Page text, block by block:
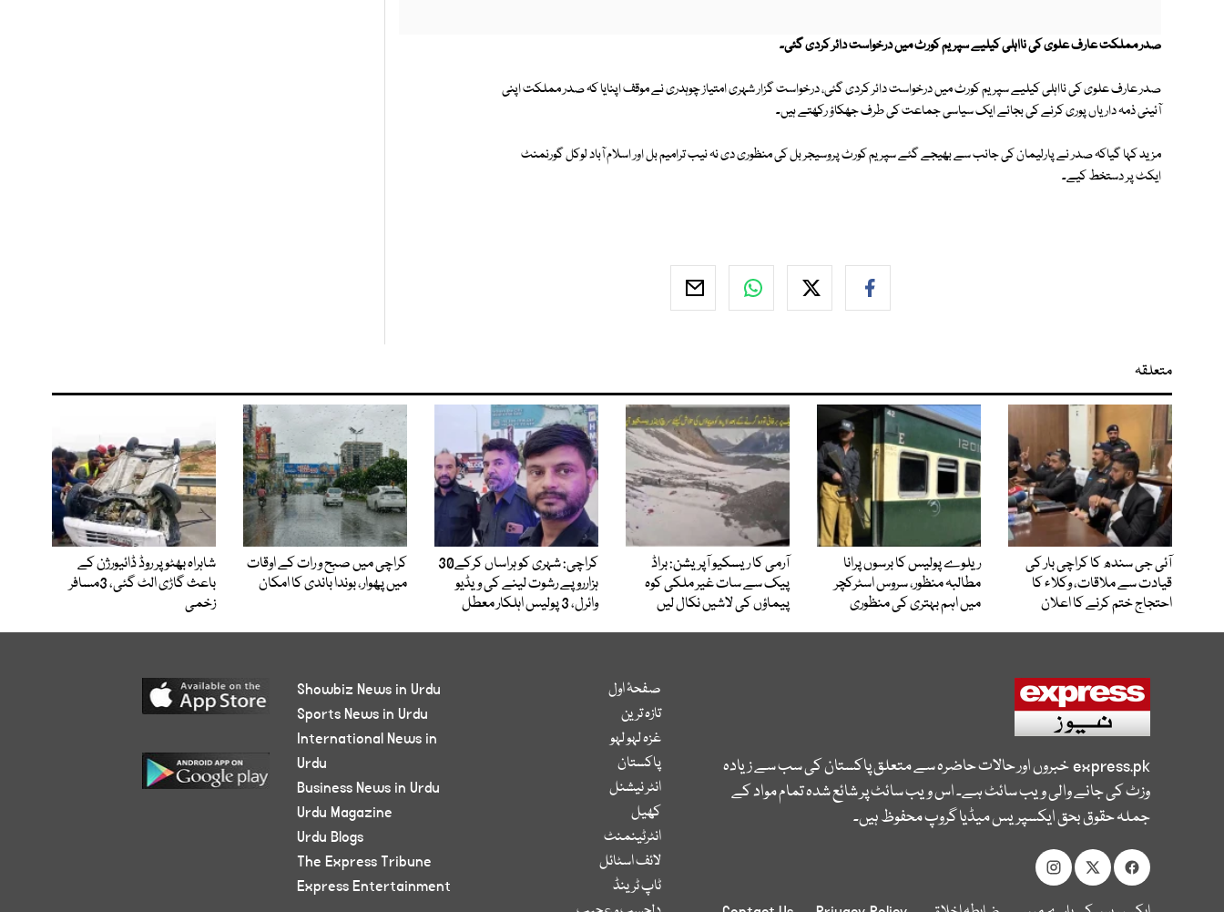
صدر مملکت عارف علوی کی نااہلی کیلیے سپریم کورٹ میں درخواست دائر کردی گئی۔
صدر عارف علوی کی نااہلی کیلیے سپریم کورٹ میں درخواست دائر کردی گئی، درخواست گزار شہری امتیاز چوہدری نے موقف اپنایا کہ صدر مملکت اپنی
آئینی ذمہ داریاں پوری کرنے کی بجائے ایک سیاسی جماعت کی طرف جھکاؤ رکھتے ہیں۔
مزید کہا گیاکہ صدر نے پارلیمان کی جانب سے بھیجے گئے سپریم کورٹ پروسیجر بل کی منظوری دی نہ نیب ترامیم بل اور اسلام آباد لوکل گورنمنٹ
ایکٹ پر دستخط کیے۔
متعلقہ
آئی جی سندھ کا کراچی بار کی
قیادت سے ملاقات، وکلاء کا
احتجاج ختم کرنے کا اعلان
ریلوے پولیس کا برسوں پرانا
مطالبہ منظور، سروس اسٹرکچر
میں اہم بہتری کی منظوری
آرمی کا ریسکیو آپریشن: براڈ
پیک سے سات غیر ملکی کوہ
پیماؤں کی لاشیں نکال لیں
کراچی: شہری کو ہراساں کرکے30
ہزارروپے رشوت لینے کی ویڈیو
وائرل، 3 پولیس اہلکار معطل
کراچی میں صبح و رات کے اوقات
میں پھوار، بوندا باندی کا امکان
شاہراہ بھٹو پر روڈ ڈائیورژن کے
باعث گاڑی الٹ گئی، 3مسافر
زخمی
express.pkخبروں اور حالات حاضرہ سے متعلق پاکستان کی سب سے زیادہ
وزٹ کی جانے والی ویب سائٹ ہے۔ اس ویب سائٹ پر شائع شدہ تمام مواد کے
جملہ حقوق بحق ایکسپریس میڈیا گروپ محفوظ ہیں۔
صفحۂ اول
تازہ ترین
غزہ لہو لہو
پاکستان
انٹر نیشنل
کھیل
انٹرٹینمنٹ
لائف اسٹائل
ٹاپ ٹرینڈ
Showbiz News in Urdu
Sports News in Urdu
International News in
Urdu
Business News in Urdu
Urdu Magazine
Urdu Blogs
The Express Tribune
Express Entertainment